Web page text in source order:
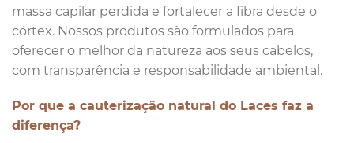
massa capilar perdida e fortalecer a fibra desde o
córtex. Nossos produtos são formulados para
oferecer o melhor da natureza aos seus cabelos,
com transparência e responsabilidade ambiental.
Por que a cauterização natural do Laces faz a
diferença?